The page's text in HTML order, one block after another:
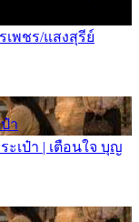
เพชร/แสงสุรีย์
า
ะเป๋า | เตือนใจ บุญ